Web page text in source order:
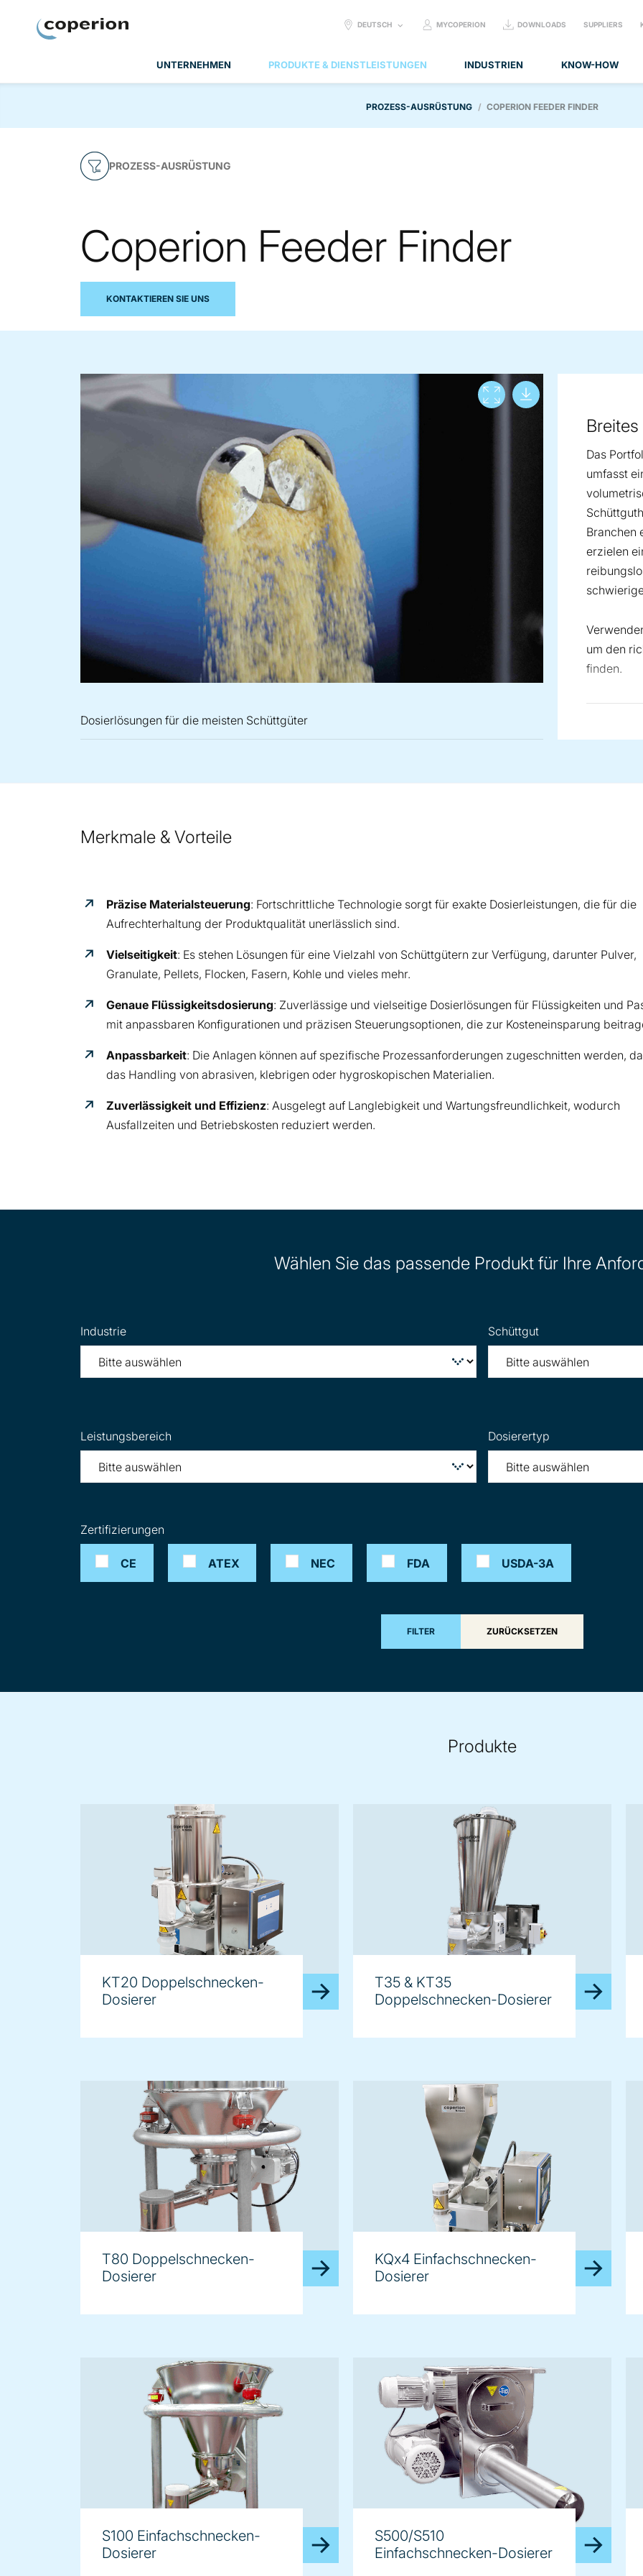
UNTERNEHMEN PRODUKTE & DIENSTLEISTUNGEN INDUSTRIEN KNOW-HOW
SELECT
DEUTSCH MYCOPERION DOWNLOADS SUPPLIERS
PROZESS-AUSRÜSTUNG COPERION FEEDER FINDER
PROZESS-AUSRÜSTUNG
Coperion Feeder Finder
KONTAKTIEREN SIE UNS
Dosierlösungen für die meisten Schüttgüter
View full screen
Das
umfasst
Branchen
erzielen
um den
finden.
Weitere
von
Merkmale & Vorteile
Präzise Materialsteuerung: Fortschrittliche Technologie sorgt für exakte Dosierleistungen, die für die
Aufrechterhaltung der Produktqualität unerlässlich sind.
Vielseitigkeit: Es stehen Lösungen für eine Vielzahl von Schüttgütern zur Verfügung, darunter Pulver,
Granulate, Pellets, Flocken, Fasern, Kohle und vieles mehr.
Genaue Flüssigkeitsdosierung: Zuverlässige und vielseitige Dosierlösungen für Flüssigkeiten und
mit anpassbaren Konfigurationen und präzisen Steuerungsoptionen, die zur Kosteneinsparung
Anpassbarkeit: Die Anlagen können auf spezifische Prozessanforderungen zugeschnitten werden,
das Handling von abrasiven, klebrigen oder hygroskopischen Materialien.
Zuverlässigkeit und Effizienz: Ausgelegt auf Langlebigkeit und Wartungsfreundlichkeit, wodurch
Ausfallzeiten und Betriebskosten reduziert werden.
Wählen Sie das passende Produkt für Ihre
Industrie Schüttgut
Leistungsbereich Dosierertyp
Zertifizierungen
CE ATEX NEC FDA USDA-3A
FILTER ZURÜCKSETZEN
Produkte
KT20 Doppelschnecken-
Dosierer
T35 & KT35
Doppelschnecken-Dosierer
T80 Doppelschnecken-
Dosierer
KQx4 Einfachschnecken-
Dosierer
S100 Einfachschnecken-
Dosierer
S500/S510
Einfachschnecken-Dosierer